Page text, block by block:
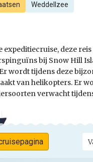
Weddellzee
expeditiecruise, deze
bij Snow Hill
wordt tijdens deze
van helikopters. Er
verwacht